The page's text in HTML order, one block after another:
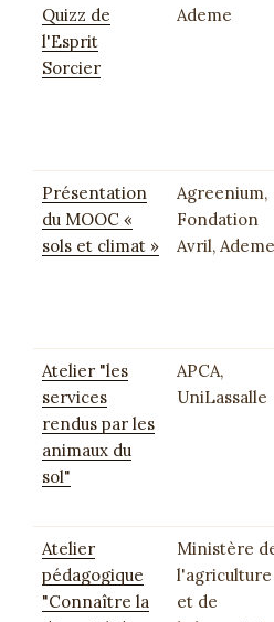
Quizz de
l'Esprit
Sorcier
Ademe
Présentation
du MOOC «
sols et climat »
Agreenium,
Fondation
Avril, Ademe
Atelier "les
services
rendus par les
animaux du
sol"
APCA,
UniLassalle
Atelier
pédagogique
"Connaître la
Ministère
l'agriculture
et de